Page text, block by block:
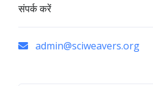
संपर्क करें
admin@sciweavers.org